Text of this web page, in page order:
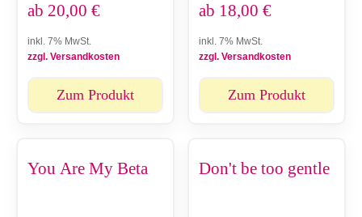
ab 20,00 €
inkl. 7% MwSt.
zzgl. Versandkosten
Zum Produkt
ab 18,00 €
inkl. 7% MwSt.
zzgl. Versandkosten
Zum Produkt
You Are My Beta Don't be too gentle